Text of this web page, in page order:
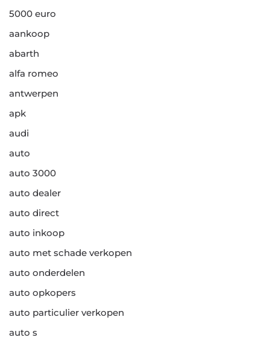
5000 euro
aankoop
abarth
alfa romeo
antwerpen
apk
audi
auto
auto 3000
auto dealer
auto direct
auto inkoop
auto met schade verkopen
auto onderdelen
auto opkopers
auto particulier verkopen
auto s